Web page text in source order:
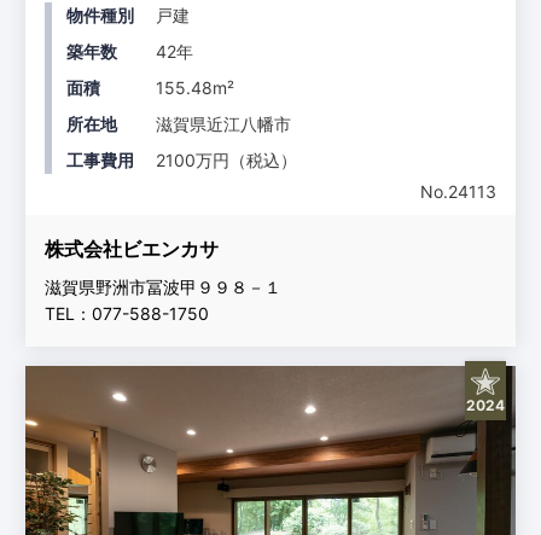
物件種別
戸建
築年数
42年
面積
155.48m²
所在地
滋賀県近江八幡市
工事費用
2100万円（税込）
No.24113
株式会社ビエンカサ
滋賀県野洲市冨波甲９９８－１
TEL：077-588-1750
2024